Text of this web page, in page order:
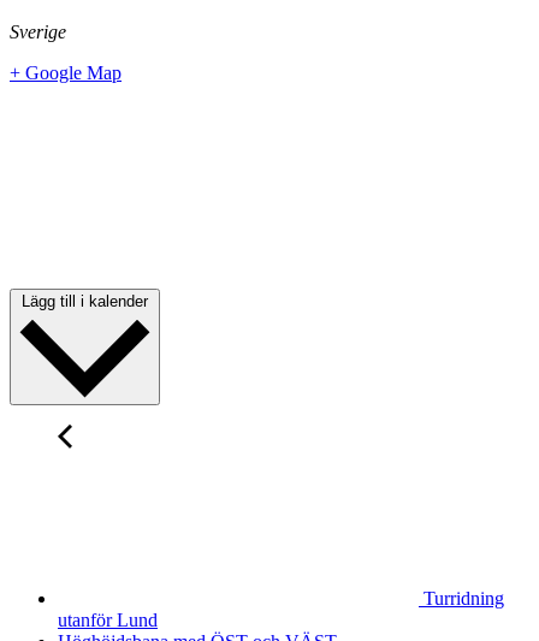
Sverige
+ Google Map
Lägg till i kalender
Turridning
utanför Lund